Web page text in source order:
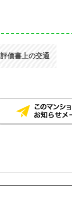
評価書上の交通